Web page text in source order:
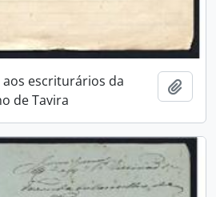
escriturários da
de Tavira